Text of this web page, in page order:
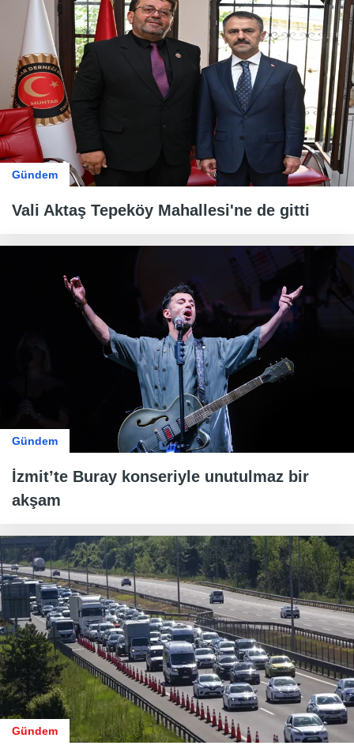
Gündem
Vali Aktaş Tepeköy Mahallesi'ne de gitti
Gündem
İzmit’te Buray konseriyle unutulmaz bir
akşam
Gündem